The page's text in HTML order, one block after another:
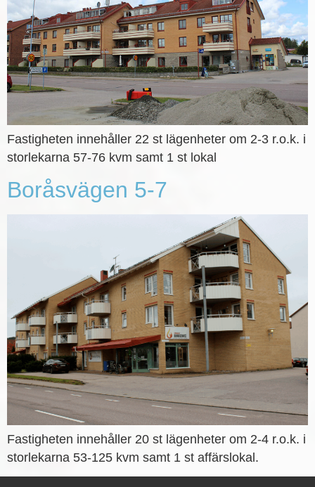
Fastigheten innehåller 22 st lägenheter om 2-3 r.o.k. i
storlekarna 57-76 kvm samt 1 st lokal
Boråsvägen 5-7
Fastigheten innehåller 20 st lägenheter om 2-4 r.o.k. i
storlekarna 53-125 kvm samt 1 st affärslokal.